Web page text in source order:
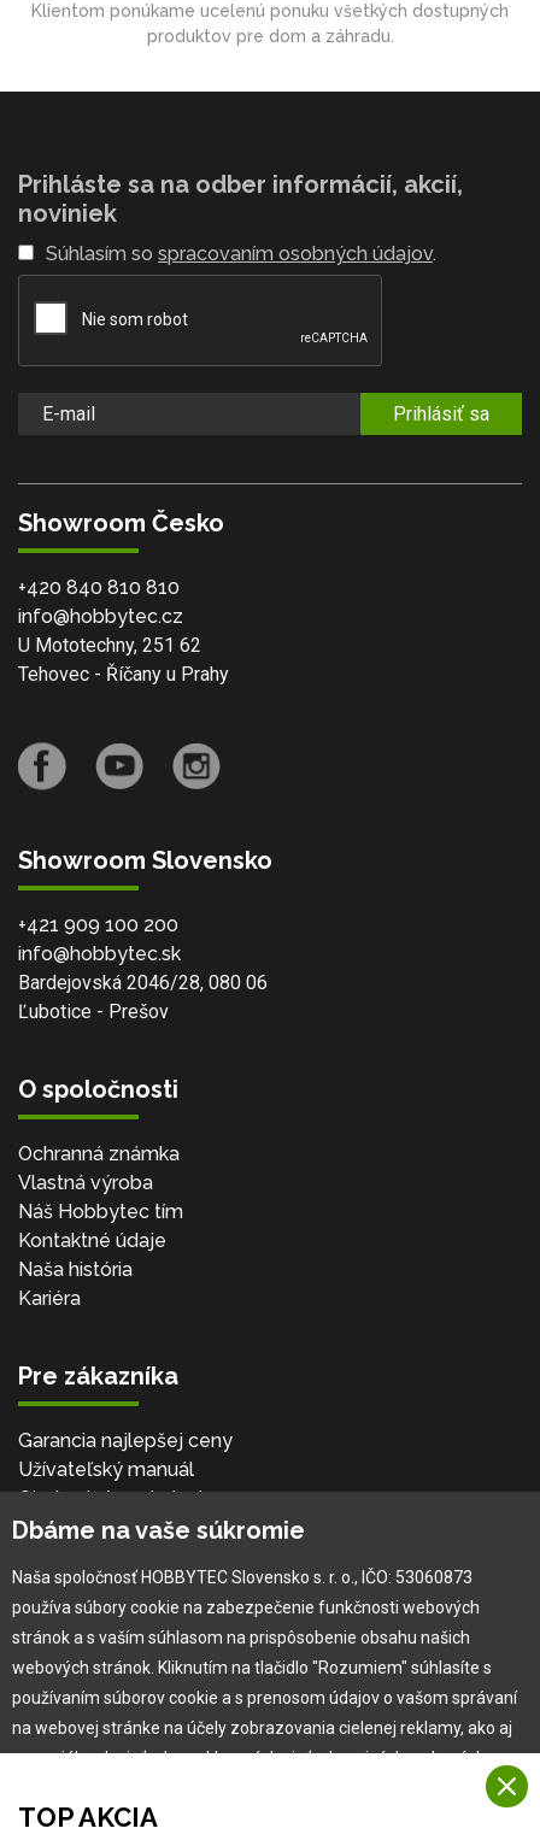
Klientom ponúkame ucelenú ponuku všetkých dostupných
produktov pre dom a záhradu.
Prihláste sa na odber informácií, akcií,
noviniek
Súhlasím so spracovaním osobných údajov.
Prihlásiť sa
Showroom Česko
+420 840 810 810
info@hobbytec.cz
U Mototechny, 251 62
Tehovec - Říčany u Prahy
Showroom Slovensko
+421 909 100 200
info@hobbytec.sk
Bardejovská 2046/28, 080 06
Ľubotice - Prešov
O spoločnosti
Ochranná známka
Vlastná výroba
Náš Hobbytec tím
Kontaktné údaje
Naša história
Kariéra
Pre zákazníka
Garancia najlepšej ceny
Užívateľský manuál
Obchodné podmienky
Zákazník & partner
Novinky
TOP AKCIA
Dbáme na vaše súkromie
Naša spoločnosť HOBBYTEC Slovensko s. r. o., IČO: 53060873
používa súbory cookie na zabezpečenie funkčnosti webových
stránok a s vaším súhlasom na prispôsobenie obsahu našich
webových stránok. Kliknutím na tlačidlo "Rozumiem" súhlasíte s
používaním súborov cookie a s prenosom údajov o vašom správaní
na webovej stránke na účely zobrazovania cielenej reklamy, ako aj
na sociálnych sieťach a reklamných sieťach na iných webových
Viac informácií